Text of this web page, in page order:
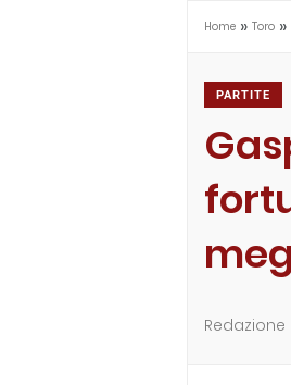
Home » Toro »
PARTITE
Redazione